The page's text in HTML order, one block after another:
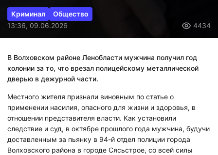
Криминал
Общество
13:36, 09.06.2026
4434
В Волховском районе Ленобласти мужчина получил год
колонии за то, что врезал полицейскому металлической
дверью в дежурной части.
Местного жителя признали виновным по статье о
применении насилия, опасного для жизни и здоровья, в
отношении представителя власти. Как установили
следствие и суд, в октябре прошлого года мужчина, будучи
доставленным за пьянку в 94-й отдел полиции города
Волховского района в городе Сясьстрое, со всей силы